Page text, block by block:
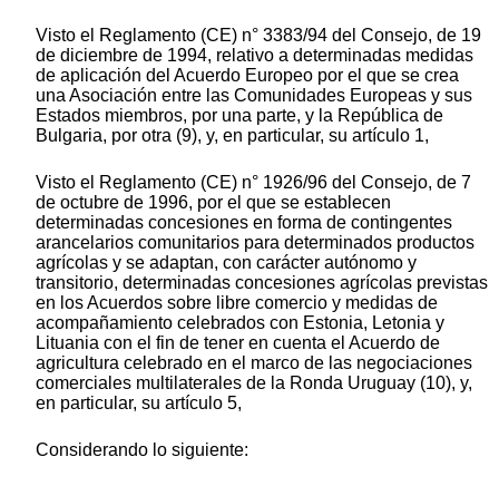
Visto el Reglamento (CE) n° 3383/94 del Consejo, de 19
de diciembre de 1994, relativo a determinadas medidas
de aplicación del Acuerdo Europeo por el que se crea
una Asociación entre las Comunidades Europeas y sus
Estados miembros, por una parte, y la República de
Bulgaria, por otra (9), y, en particular, su artículo 1,
Visto el Reglamento (CE) n° 1926/96 del Consejo, de 7
de octubre de 1996, por el que se establecen
determinadas concesiones en forma de contingentes
arancelarios comunitarios para determinados productos
agrícolas y se adaptan, con carácter autónomo y
transitorio, determinadas concesiones agrícolas previstas
en los Acuerdos sobre libre comercio y medidas de
acompañamiento celebrados con Estonia, Letonia y
Lituania con el fin de tener en cuenta el Acuerdo de
agricultura celebrado en el marco de las negociaciones
comerciales multilaterales de la Ronda Uruguay (10), y,
en particular, su artículo 5,
Considerando lo siguiente: